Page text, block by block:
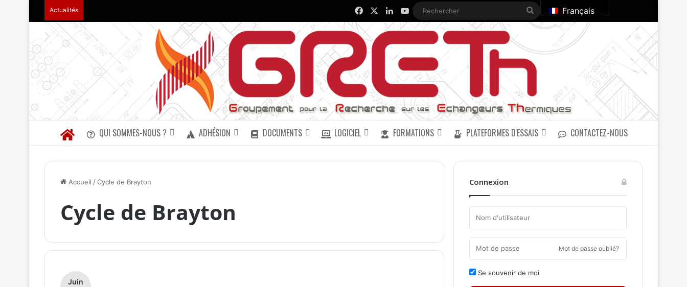
Actualités FacebookLinkedinYouTube RechercherFrançais
QUI SOMMES-NOUS ? ADHÉSION DOCUMENTS LOGICIEL FORMATIONS PLATEFORMES D'ESSAIS CONTACTEZ-NOUS
Accueil /Cycle de Brayton
Cycle de Brayton
Juin
Connexion
Mot de passe oublié?
Se souvenir de moi